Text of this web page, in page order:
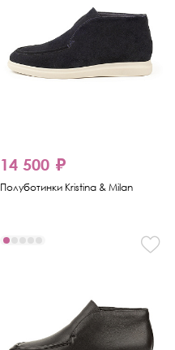
14 500 ₽
Полуботинки Kristina & Milan